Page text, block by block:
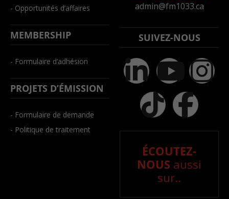
- Opportunités d’affaires
MEMBERSHIP
- Formulaire d’adhésion
PROJETS D’ÉMISSION
- Formulaire de demande
- Politique de traitement
admin@fm1033.ca
SUIVEZ-NOUS
ÉCOUTEZ-
NOUS aussi
sur..